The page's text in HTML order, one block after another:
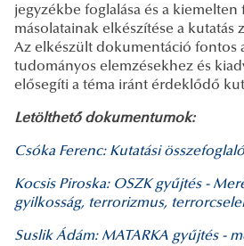
jegyzékbe foglalása és a
másolatainak elkészítése a kutatás
Az elkészült dokumentáció fontos
tudományos elemzésekhez és
elősegíti a téma iránt érdeklődő
Letölthető dokumentumok:
Csóka Ferenc: Kutatási összefoglaló
Kocsis Piroska: OSZK gyűjtés -
gyilkosság, terrorizmus,
Suslik Ádám: MATARKA gyűjtés -